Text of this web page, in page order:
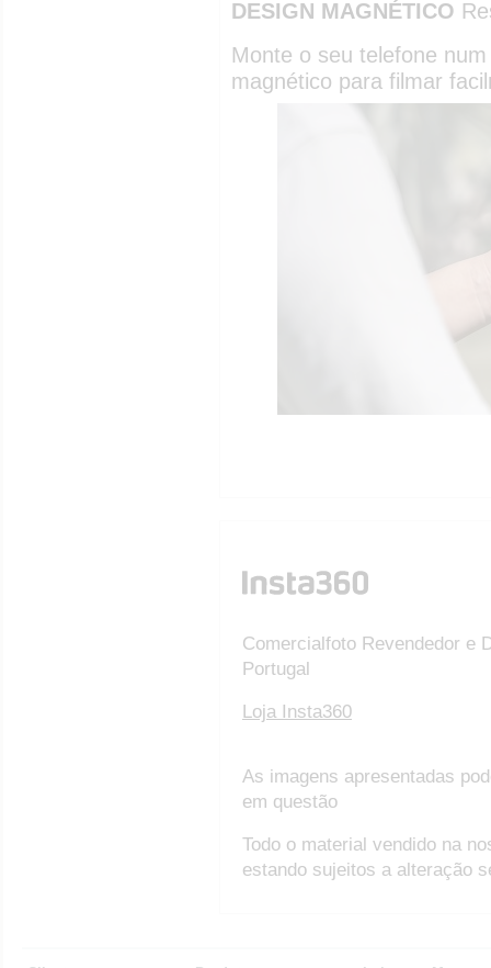
DESIGN MAGNÉTICO
Monte o seu telefone
magnético para filmar
Comercialfoto Revendedor e
Portugal
Loja Insta360
As imagens apresentadas
em questão
Todo o material vendido na
estando sujeitos a alteração